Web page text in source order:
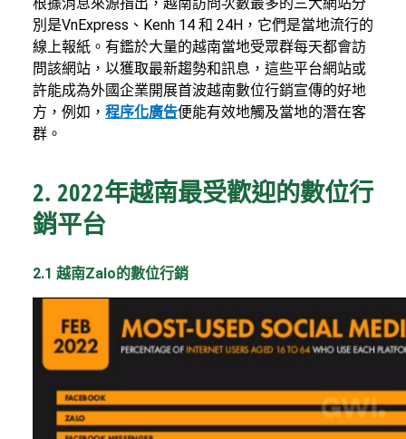
根據消息來源指出，越南訪問次數最多的三大網站分
別是VnExpress、Kenh 14 和 24H，它們是當地流行的
線上報紙。有鑑於大量的越南當地受眾群每天都會訪
問該網站，以獲取最新趨勢和訊息，這些平台網站或
許能成為外國企業開展首波越南數位行銷宣傳的好地
方，例如， 程序化廣告便能有效地觸及當地的潛在客
群。
2. 2022年越南最受歡迎的數位行
銷平台
2.1 越南Zalo的數位行銷